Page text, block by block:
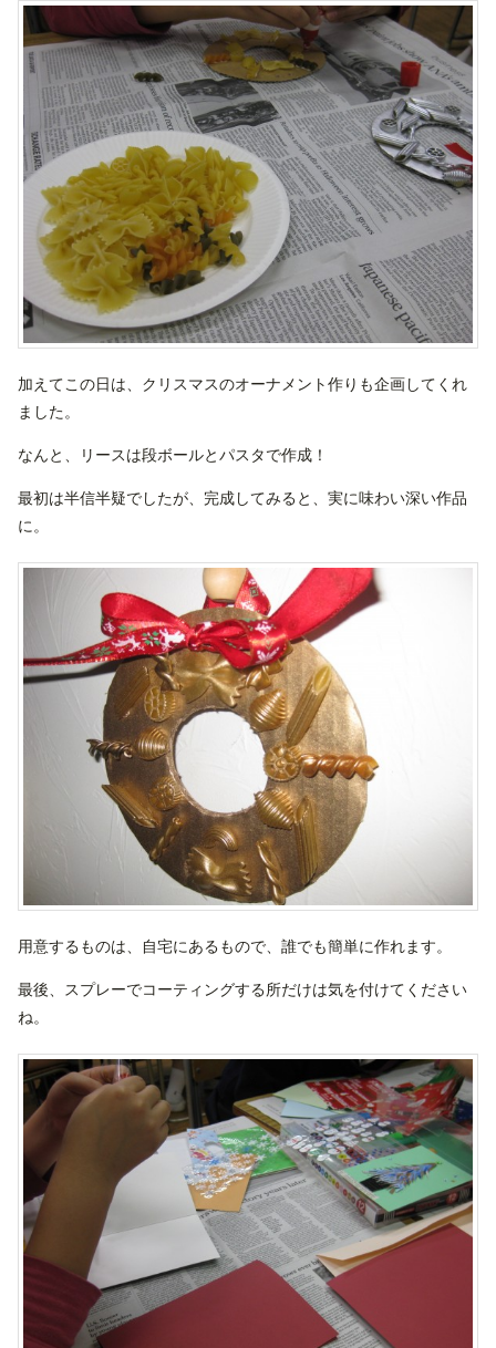
加えてこの日は、クリスマスのオーナメント作りも企画してくれ
ました。
なんと、リースは段ボールとパスタで作成！
最初は半信半疑でしたが、完成してみると、実に味わい深い作品
に。
用意するものは、自宅にあるもので、誰でも簡単に作れます。
最後、スプレーでコーティングする所だけは気を付けてください
ね。